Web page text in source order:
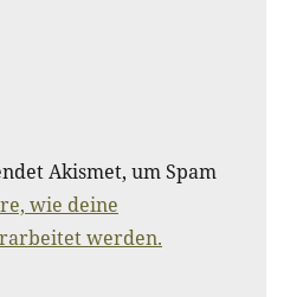
Akismet, um Spam
wie deine
werden.